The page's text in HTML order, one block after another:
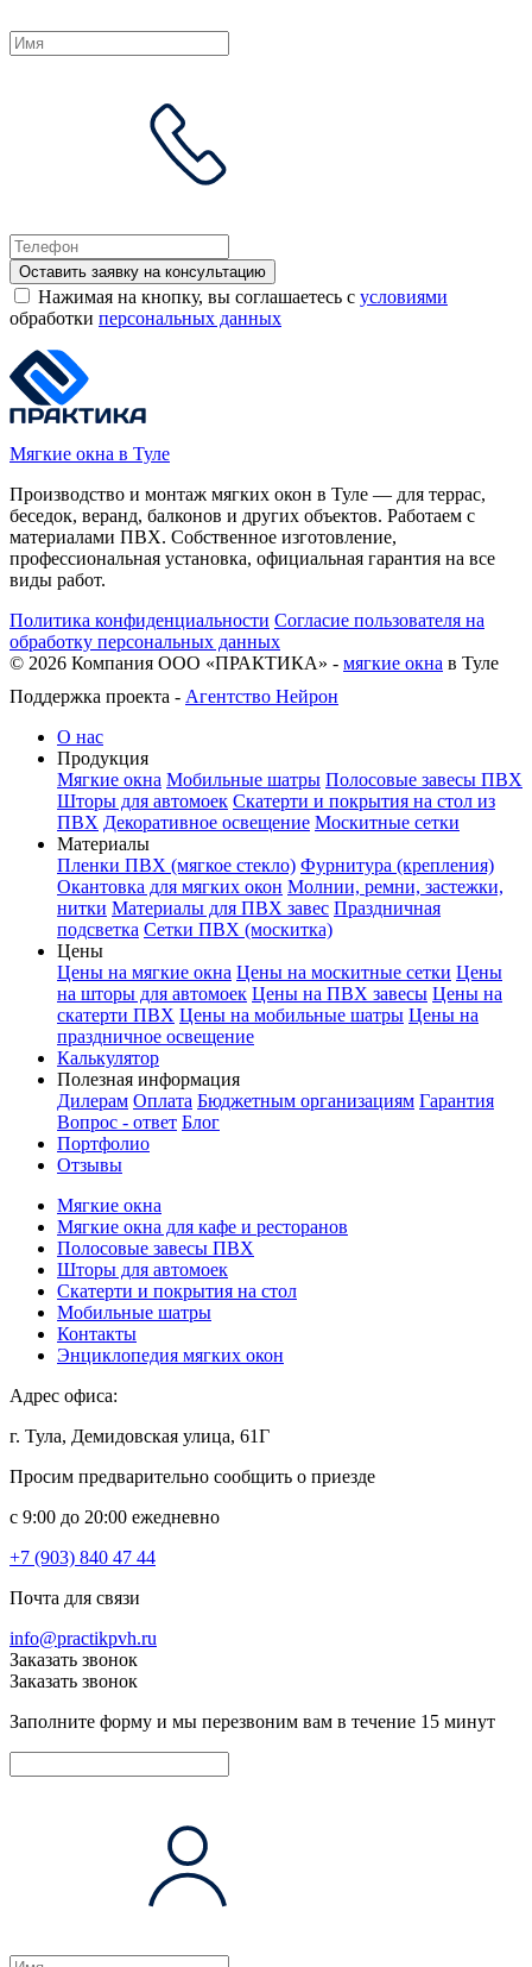
Оставить заявку на консультацию
Нажимая на кнопку, вы соглашаетесь с условиями
обработки персональных данных
Мягкие окна в Туле
Производство и монтаж мягких окон в Туле — для террас,
беседок, веранд, балконов и других объектов. Работаем с
материалами ПВХ. Собственное изготовление,
профессиональная установка, официальная гарантия на все
виды работ.
Политика конфиденциальности Согласие пользователя на
обработку персональных данных
© 2026 Компания ООО «ПРАКТИКА» - мягкие окна в Туле
Поддержка проекта - Агентство Нейрон
О нас
Продукция
Мягкие окна Мобильные шатры Полосовые завесы ПВХ
Шторы для автомоек Скатерти и покрытия на стол из
ПВХ Декоративное освещение Москитные сетки
Материалы
Пленки ПВХ (мягкое стекло) Фурнитура (крепления)
Окантовка для мягких окон Молнии, ремни, застежки,
нитки Материалы для ПВХ завес Праздничная
подсветка Сетки ПВХ (москитка)
Цены
Цены на мягкие окна Цены на москитные сетки Цены
на шторы для автомоек Цены на ПВХ завесы Цены на
скатерти ПВХ Цены на мобильные шатры Цены на
праздничное освещение
Калькулятор
Полезная информация
Дилерам Оплата Бюджетным организациям Гарантия
Вопрос - ответ Блог
Портфолио
Отзывы
Мягкие окна
Мягкие окна для кафе и ресторанов
Полосовые завесы ПВХ
Шторы для автомоек
Скатерти и покрытия на стол
Мобильные шатры
Контакты
Энциклопедия мягких окон
Адрес офиса:
г. Тула, Демидовская улица, 61Г
Просим предварительно сообщить о приезде
c 9:00 до 20:00 ежедневно
+7 (903) 840 47 44
Почта для связи
info@practikpvh.ru
Заказать звонок
Заказать звонок
Заполните форму и мы перезвоним вам в течение 15 минут